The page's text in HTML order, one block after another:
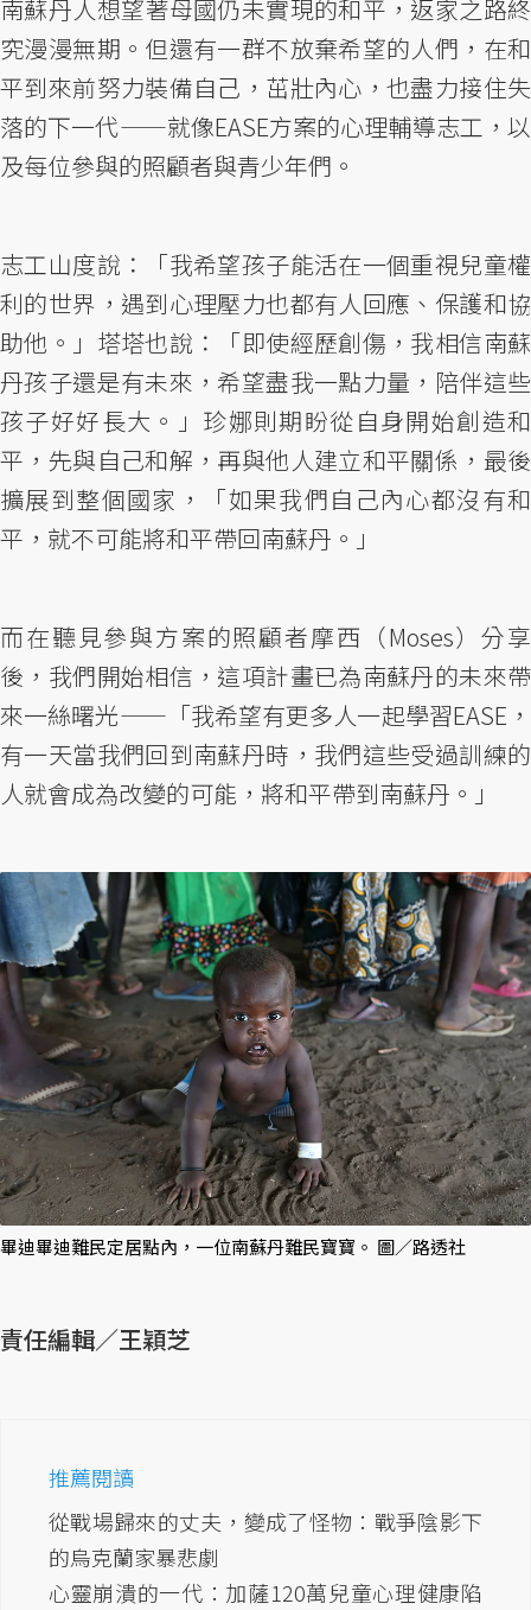
南蘇丹人想望著母國仍未實現的和平，返家之路終
究漫漫無期。但還有一群不放棄希望的人們，在和
平到來前努力裝備自己，茁壯內心，也盡力接住失
落的下一代——就像EASE方案的心理輔導志工，以
及每位參與的照顧者與青少年們。
志工山度說：「我希望孩子能活在一個重視兒童權
利的世界，遇到心理壓力也都有人回應、保護和協
助他。」塔塔也說：「即使經歷創傷，我相信南蘇
丹孩子還是有未來，希望盡我一點力量，陪伴這些
孩子好好長大。」珍娜則期盼從自身開始創造和
平，先與自己和解，再與他人建立和平關係，最後
擴展到整個國家，「如果我們自己內心都沒有和
平，就不可能將和平帶回南蘇丹。」
而在聽見參與方案的照顧者摩西（Moses）分享
後，我們開始相信，這項計畫已為南蘇丹的未來帶
來一絲曙光——「我希望有更多人一起學習EASE，
有一天當我們回到南蘇丹時，我們這些受過訓練的
人就會成為改變的可能，將和平帶到南蘇丹。」
畢迪畢迪難民定居點內，一位南蘇丹難民寶寶。 圖／路透社
責任編輯／王穎芝
推薦閱讀
從戰場歸來的丈夫，變成了怪物：戰爭陰影下
的烏克蘭家暴悲劇
心靈崩潰的一代：加薩120萬兒童心理健康陷